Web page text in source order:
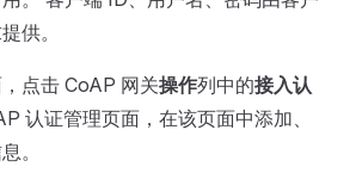
供。
点击 CoAP 网关操作列中的接入认
认证管理页面，在该页面中添加、
。